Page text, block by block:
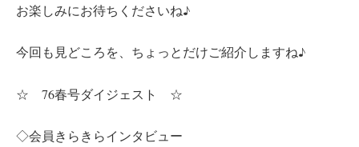
お楽しみにお待ちくださいね♪
今回も見どころを、ちょっとだけご紹介しますね♪
☆ 76春号ダイジェスト ☆
◇会員きらきらインタビュー